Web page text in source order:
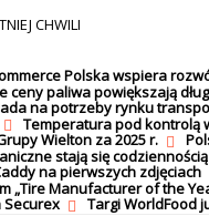
CHWILI
Polska wspiera
ceny paliwa powiększają
na potrzeby rynku
Temperatura pod kontrolą
Wielton za 2025 r.
stają się codziennością
na pierwszych zdjęciach
„Tire Manufacturer of the
Targi WorldFood